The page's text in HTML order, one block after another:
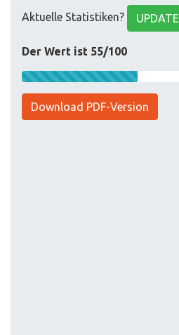
Aktuelle Statistiken? UPDATE
Der Wert ist 55/100
Download PDF-Version